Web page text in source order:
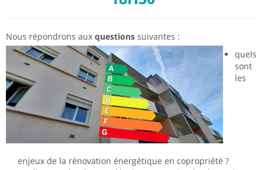
Nous répondrons aux questions suivantes :
quels
sont
les
enjeux de la rénovation énergétique en copropriété ?